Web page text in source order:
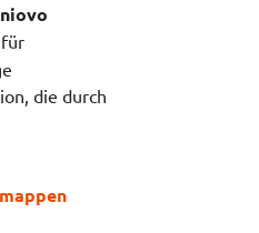
die durch